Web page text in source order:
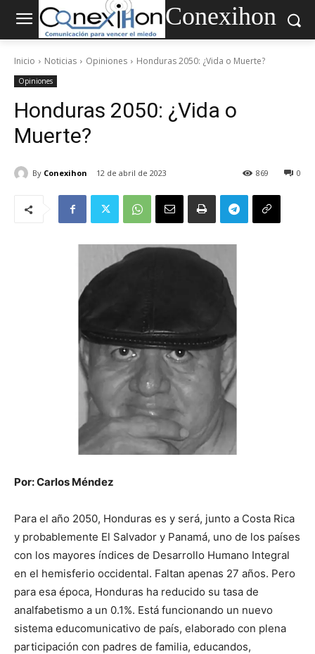
Conexihon
Inicio Noticias Opiniones Honduras 2050: ¿Vida o Muerte?
Opiniones
Honduras 2050: ¿Vida o
Muerte?
By Conexihon 12 de abril de 2023 0
869
Por: Carlos Méndez
Para el año 2050, Honduras es y será, junto a Costa Rica
y probablemente El Salvador y Panamá, uno de los países
con los mayores índices de Desarrollo Humano Integral
en el hemisferio occidental. Faltan apenas 27 años. Pero
para esa época, Honduras ha reducido su tasa de
analfabetismo a un 0.1%. Está funcionando un nuevo
sistema educomunicativo de país, elaborado con plena
participación con padres de familia, educandos,